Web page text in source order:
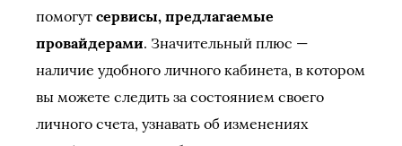
помогут сервисы, предлагаемые
провайдерами. Значительный плюс —
наличие удобного личного кабинета, в котором
вы можете следить за состоянием своего
личного счета, узнавать об изменениях